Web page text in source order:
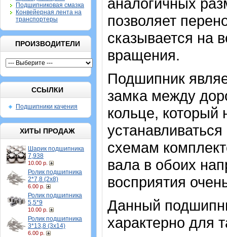
Подшипниковая смазка
Конвейерная лента на
транспортеры
ПРОИЗВОДИТЕЛИ
ССЫЛКИ
Подшипники качения
ХИТЫ ПРОДАЖ
Шарик подшипника
7,938
10.00 р.
Ролик подшипника
2*7,8 (2х8)
6.00 р.
Ролик подшипника
5,5*9
10.00 р.
Ролик подшипника
3*13,8 (3х14)
6.00 р.
позволяет
сказывается на
вращения.
Подшипник
замка между
кольце,
схемам
вала в обоих
восприятия
Данный
характерно для